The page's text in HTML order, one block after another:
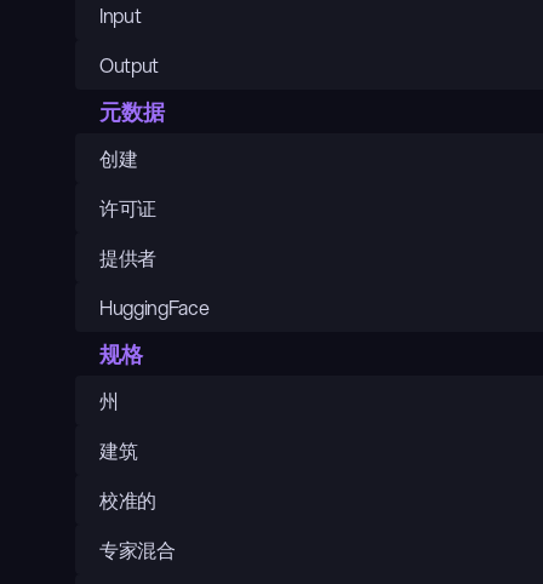
Input
Output
元数据
创建
许可证
提供者
HuggingFace
规格
州
建筑
校准的
专家混合